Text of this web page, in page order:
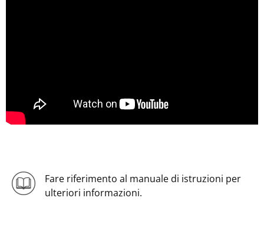
Fare riferimento al manuale di istruzioni per
ulteriori informazioni.